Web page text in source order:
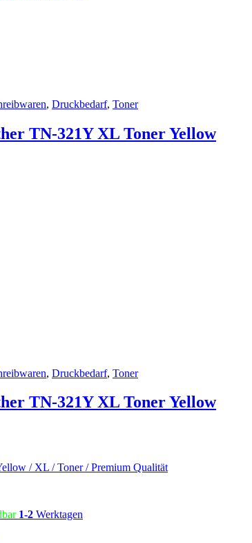
, Druckbedarf, Toner
TN-321Y XL Toner Yellow
, Druckbedarf, Toner
TN-321Y XL Toner Yellow
/ XL / Toner / Premium Qualität
1-2 Werktagen